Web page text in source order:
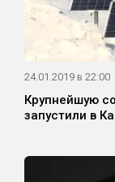
24.01.2019 в 22:00
Крупнейшую
запустили в